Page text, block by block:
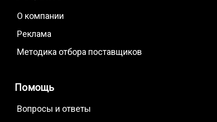
О компании
Реклама
Методика отбора поставщиков
Помощь
Вопросы и ответы